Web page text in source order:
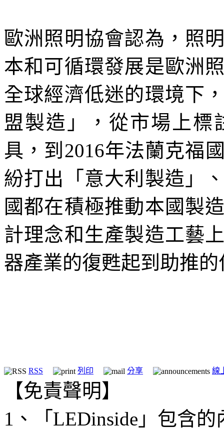
歐洲照明協會認為，照
本和可循環發展是歐洲
全球經濟低迷的環境下
盟製造」，從市場上標
具，到2016年法蘭克福
紛打出「意大利製造」
國都在積極推動本國製
計理念和生產製造工藝
器產業的復甦起到助推的
RSS 列印 分享 線
【免責聲明】
1、「LEDinside」包含